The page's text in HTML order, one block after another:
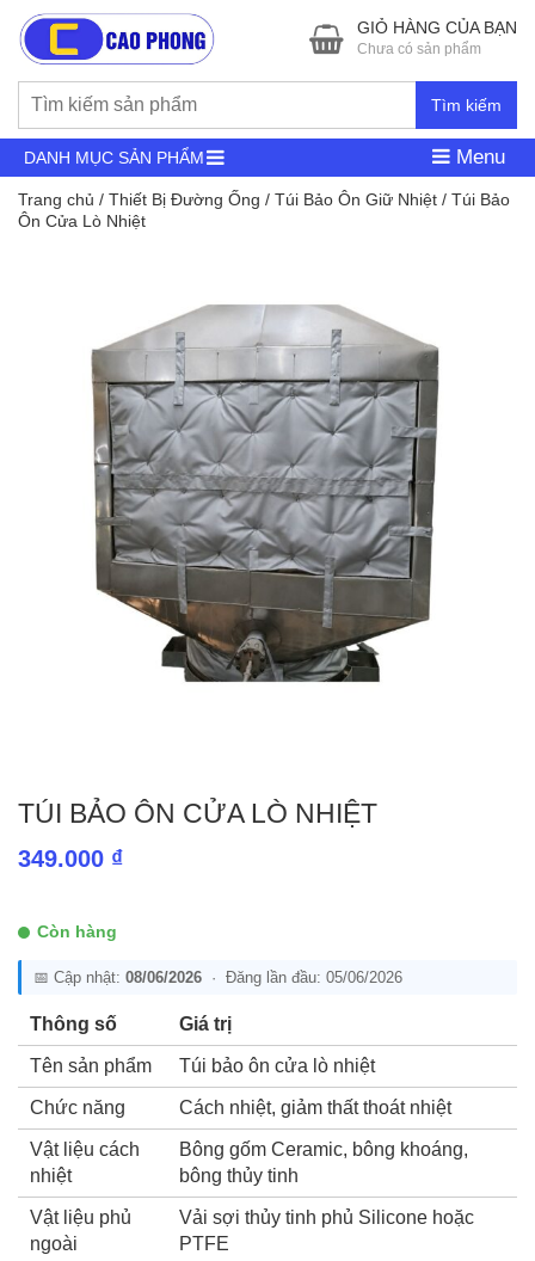
Tìm kiếm
GIỎ HÀNG CỦA BẠN
Chưa có sản phẩm
DANH MỤC SẢN PHẨM Menu
Trang chủ / Thiết Bị Đường Ống / Túi Bảo Ôn Giữ Nhiệt / Túi Bảo
Ôn Cửa Lò Nhiệt
TÚI BẢO ÔN CỬA LÒ NHIỆT
349.000 ₫
Còn hàng
📅 Cập nhật: 08/06/2026 · Đăng lần đầu: 05/06/2026
Thông số Giá trị
Tên sản phẩm Túi bảo ôn cửa lò nhiệt
Chức năng Cách nhiệt, giảm thất thoát nhiệt
Vật liệu cách
nhiệt
Bông gốm Ceramic, bông khoáng,
bông thủy tinh
Vật liệu phủ
ngoài
Vải sợi thủy tinh phủ Silicone hoặc
PTFE